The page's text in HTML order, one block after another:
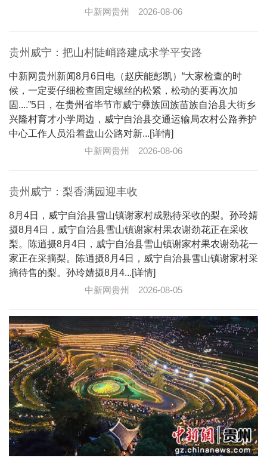
中新网贵州
2026-08-06
贵州威宁：把山村陡峭路建成求学平安路
中新网贵州新闻8月6日电（赵庆能彭凯）“大家检查的时
候，一定要仔细检查固定螺丝的松紧，松动的要再次加
固....”5日，在贵州省毕节市威宁彝族回族苗族自治县大街乡
兴隆村育才小学周边，威宁自治县交通运输局农村公路养护
中心工作人员沿着盘山公路对新...[详情]
中新网贵州
2026-08-06
贵州威宁：梨香满园迎丰收
8月4日，威宁自治县雪山镇谢家村成熟待采收的梨。孙玲婧
摄8月4日，威宁自治县雪山镇谢家村果农谢劲花正在采收
梨。陈逍摄8月4日，威宁自治县雪山镇谢家村果农谢劲花一
家正在采摘梨。陈逍摄8月4日，威宁自治县雪山镇谢家村采
摘待售的梨。孙玲婧摄8月4...[详情]
中新网贵州
2026-08-05